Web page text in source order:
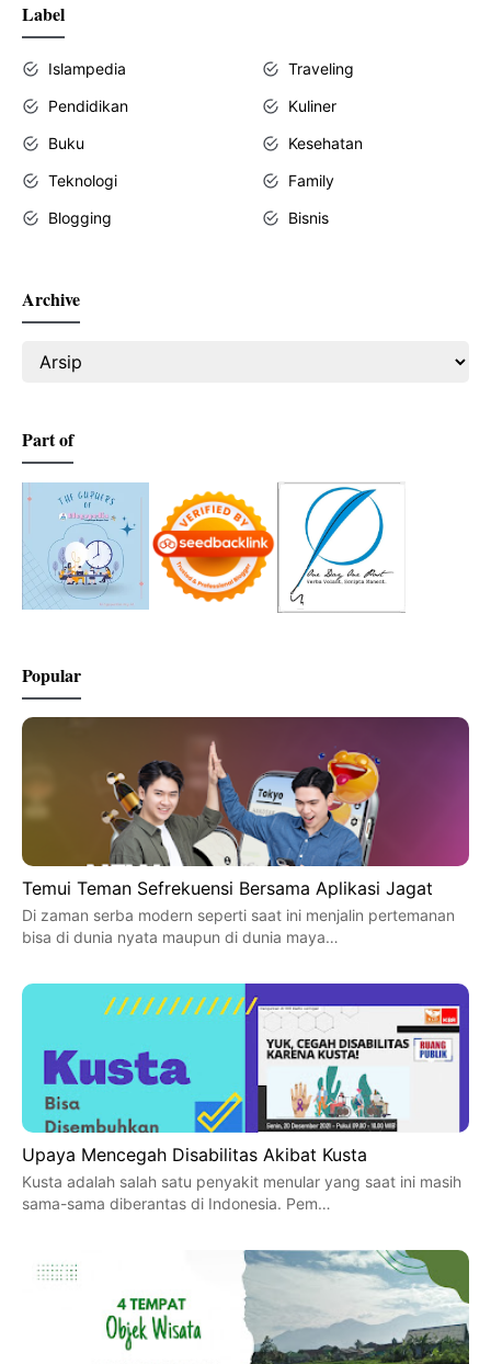
Label
Islampedia
Traveling
Pendidikan
Kuliner
Buku
Kesehatan
Teknologi
Family
Blogging
Bisnis
Archive
Part of
Popular
Temui Teman Sefrekuensi Bersama Aplikasi Jagat
Di zaman serba modern seperti saat ini menjalin pertemanan
bisa di dunia nyata maupun di dunia maya…
Upaya Mencegah Disabilitas Akibat Kusta
Kusta adalah salah satu penyakit menular yang saat ini masih
sama-sama diberantas di Indonesia. Pem…